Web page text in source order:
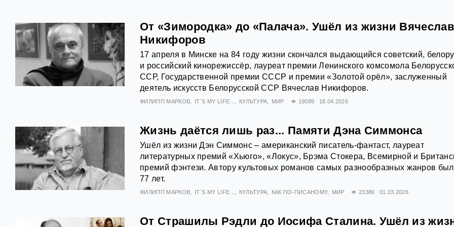
От «Зимородка» до «Палача». Ушёл из жизни Вячеслав
Никифоров
17 апреля в Минске на 84 году жизни скончался выдающийся советский,
и российский кинорежиссёр, лауреат премии Ленинского комсомола
ССР, Государственной премии СССР и премии «Золотой орёл», заслуженный
деятель искусств Белорусской ССР Вячеслав Никифоров.
ФИЛИПП МАРКОВ IT`S MY LIFE... КУЛЬТУРА МИР 19089 18.04.2026
Жизнь даётся лишь раз... Памяти Дэна Симмонса
Ушёл из жизни Дэн Симмонс – американский писатель-фантаст, лауреат
литературных премий «Хьюго», «Локус», Брэма Стокера, Всемирной и
премий фэнтези. Автору культовых романов самых разнообразных жанров
77 лет.
ФИЛИПП МАРКОВ IT`S MY LIFE... КУЛЬТУРА КАК ПО-ПИСАНОМУ МИР 23386 01.03.2026
От Страшилы Рэдли до Иосифа Сталина. Ушёл из